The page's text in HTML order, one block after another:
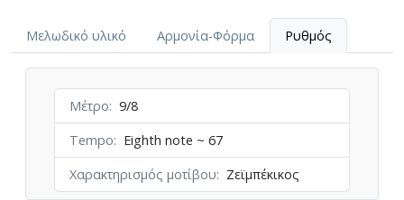
Μελωδικό υλικό Αρμονία-Φόρμα Ρυθμός
Μέτρο
9/8
Tempo
Eighth note ~ 67
Χαρακτηρισμός μοτίβου
Ζεϊμπέκικος